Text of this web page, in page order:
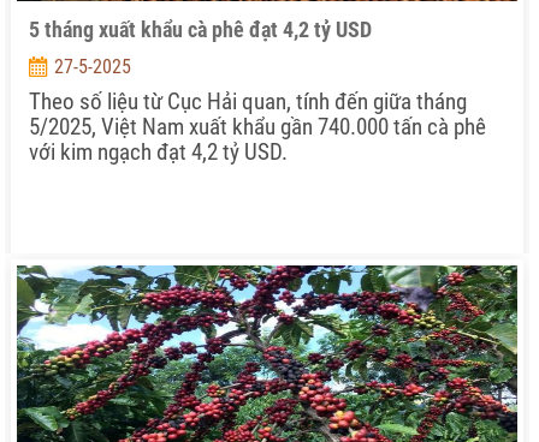
5 tháng xuất khẩu cà phê đạt 4,2 tỷ USD
27-5-2025
Theo số liệu từ Cục Hải quan, tính đến giữa tháng
5/2025, Việt Nam xuất khẩu gần 740.000 tấn cà phê
với kim ngạch đạt 4,2 tỷ USD.